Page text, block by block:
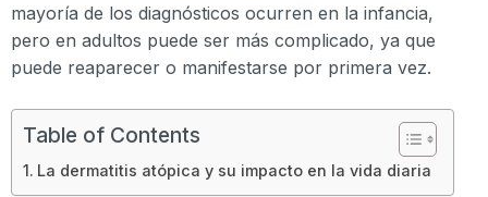
mayoría de los diagnósticos ocurren en la infancia,
pero en adultos puede ser más complicado, ya que
puede reaparecer o manifestarse por primera vez.
Table of Contents
La dermatitis atópica y su impacto en la vida diaria